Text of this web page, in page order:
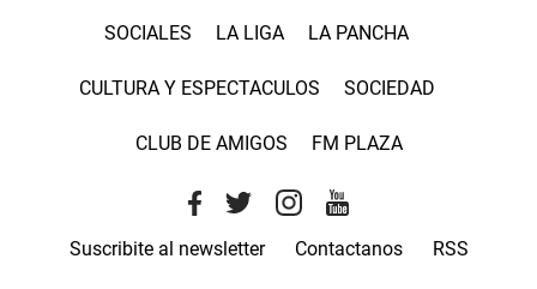
SOCIALES LA LIGA LA PANCHA
CULTURA Y ESPECTACULOS SOCIEDAD
CLUB DE AMIGOS FM PLAZA
Suscribite al newsletter Contactanos RSS